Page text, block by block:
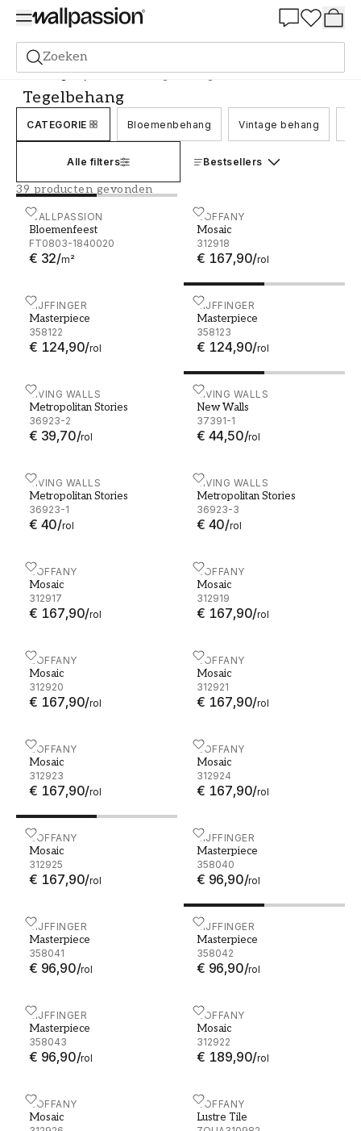
Zoeken
Behang Stijl en Patroon Tegelbehang
Tegelbehang
CATEGORIE Bloemenbehang Vintage behang
Alle filters Bestsellers
39 producten gevonden
WALLPASSION
Bloemenfeest
FT0803-1840020
€ 32/m²
Bloemenfeest ZOFFANY
Mosaic
312918
€ 167,90/rol
Mosaic - 312918
EIJFFINGER
Masterpiece
358122
€ 124,90/rol
Masterpiece - 358122 EIJFFINGER
Masterpiece
358123
€ 124,90/rol
Masterpiece - 358123
LIVING WALLS
Metropolitan Stories
36923-2
€ 39,70/rol
Metropolitan Stories - 36923-2LIVING WALLS
New Walls
37391-1
€ 44,50/rol
New Walls - 37391-1
LIVING WALLS
Metropolitan Stories
36923-1
€ 40/rol
Metropolitan Stories - 36923-1LIVING WALLS
Metropolitan Stories
36923-3
€ 40/rol
Metropolitan Stories -
ZOFFANY
Mosaic
312917
€ 167,90/rol
Mosaic - 312917 ZOFFANY
Mosaic
312919
€ 167,90/rol
Mosaic - 312919
ZOFFANY
Mosaic
312920
€ 167,90/rol
Mosaic - 312920 ZOFFANY
Mosaic
312921
€ 167,90/rol
Mosaic - 312921
ZOFFANY
Mosaic
312923
€ 167,90/rol
Mosaic - 312923 ZOFFANY
Mosaic
312924
€ 167,90/rol
Mosaic - 312924
ZOFFANY
Mosaic
312925
€ 167,90/rol
Mosaic - 312925 EIJFFINGER
Masterpiece
358040
€ 96,90/rol
Masterpiece - 358040
EIJFFINGER
Masterpiece
358041
€ 96,90/rol
Masterpiece - 358041 EIJFFINGER
Masterpiece
358042
€ 96,90/rol
Masterpiece - 358042
EIJFFINGER
Masterpiece
358043
€ 96,90/rol
Masterpiece - 358043 ZOFFANY
Mosaic
312922
€ 189,90/rol
Mosaic - 312922
ZOFFANY
Mosaic
Mosaic - 312926 ZOFFANY
Lustre Tile
Lustre Tile - ZQUA310982